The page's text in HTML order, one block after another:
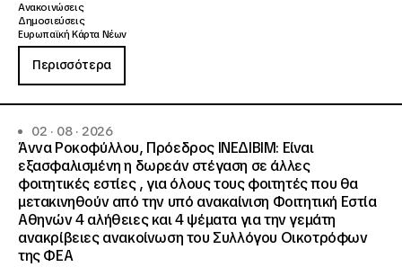
Ανακοινώσεις
Δημοσιεύσεις
Ευρωπαϊκή Κάρτα Νέων
Περισσότερα
02 · 08 · 2026
Άννα Ροκοφύλλου, Πρόεδρος ΙΝΕΔΙΒΙΜ: Είναι
εξασφαλισμένη η δωρεάν στέγαση σε άλλες
φοιτητικές εστίες , για όλους τους φοιτητές που θα
μετακινηθούν από την υπό ανακαίνιση Φοιτητική Εστία
Αθηνών 4 αλήθειες και 4 ψέματα για την γεμάτη
ανακρίβειες ανακοίνωση του Συλλόγου Οικοτρόφων
της ΦΕΑ